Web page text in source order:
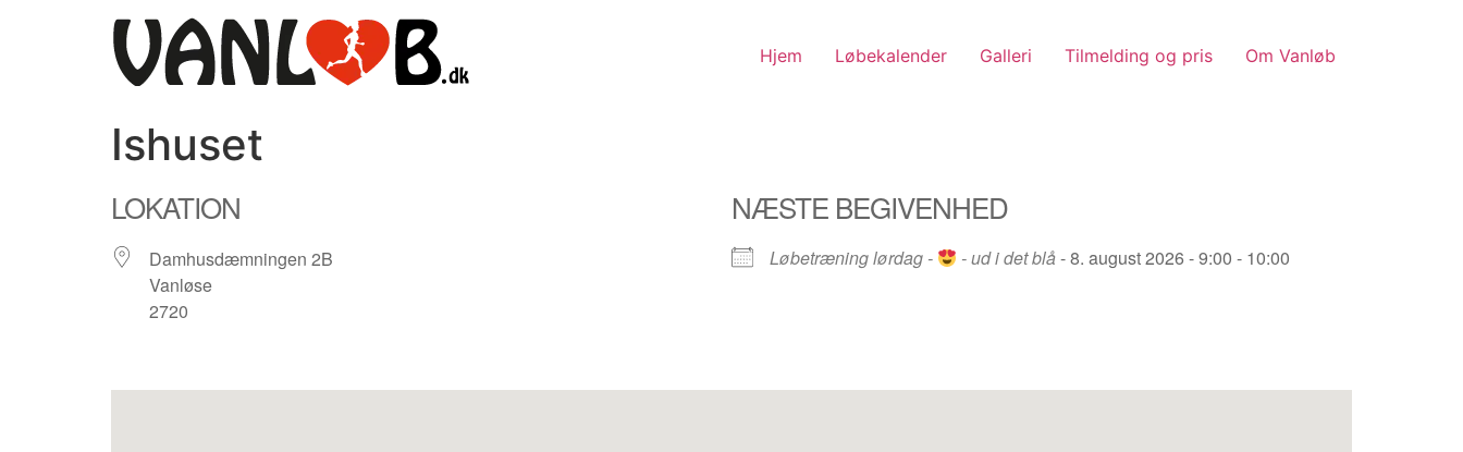
Hjem Løbekalender Galleri Tilmelding og pris Om Vanløb
Ishuset
LOKATION
Damhusdæmningen 2B
Vanløse
2720
NÆSTE BEGIVENHED
Løbetræning lørdag - - ud i det blå- 8. august 2026 - 9:00 - 10:00